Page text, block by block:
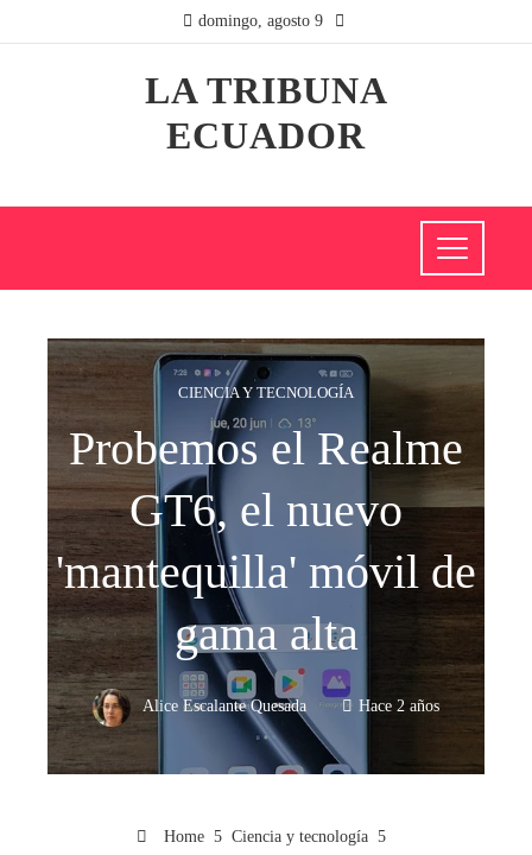
domingo, agosto 9
LA TRIBUNA
ECUADOR
CIENCIA Y TECNOLOGÍA
Probemos el Realme
GT6, el nuevo
'mantequilla' móvil de
gama alta
Alice Escalante Quesada Hace 2 años
Home
Ciencia y tecnología